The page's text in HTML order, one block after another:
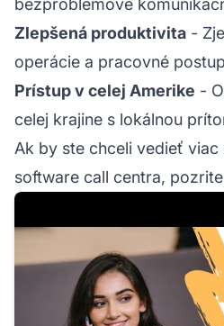
bezproblémové
Zlepšená produktivita -
operácie a pracovné
Prístup v celej Amerike -
celej krajine s lokálnou
Ak by ste chceli vedieť
software call centra,